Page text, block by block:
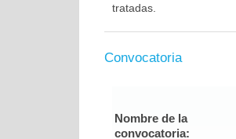
tratadas.
Convocatoria
Nombre de la
convocatoria: